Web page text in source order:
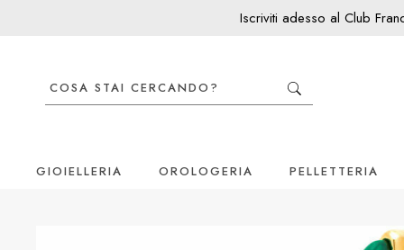
Iscriviti adesso al Club
GIOIELLERIA OROLOGERIA PELLETTERIA